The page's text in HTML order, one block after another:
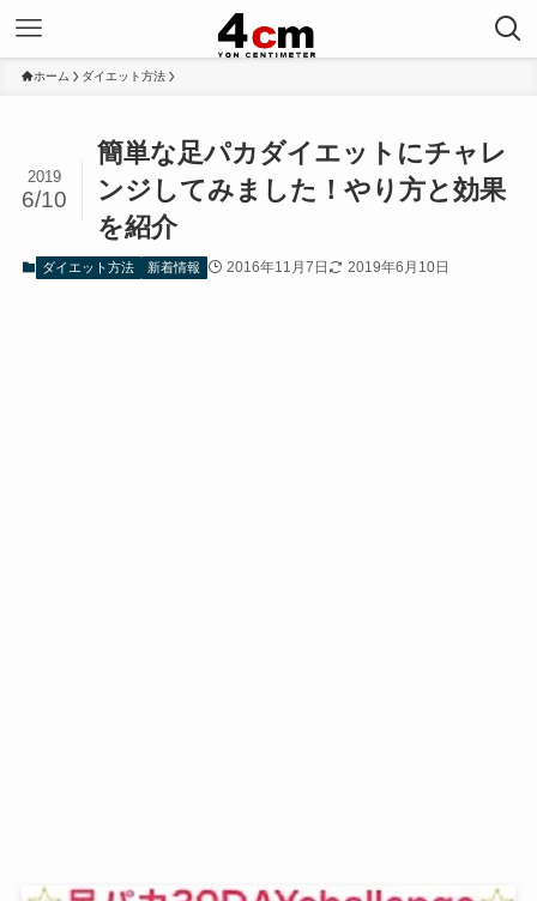
ホーム ダイエット方法
簡単な足パカダイエットにチャレ
ンジしてみました！やり方と効果
を紹介
2019
6/10
ダイエット方法 新着情報 2016年11月7日 2019年6月10日